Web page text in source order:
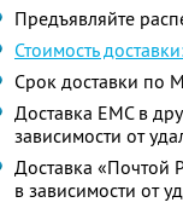
Предъявляйте
Стоимость
Срок доставки по
Доставка ЕМС в
зависимости от
Доставка «Почтой
в зависимости от